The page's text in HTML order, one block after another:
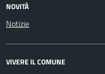
NOVITÀ
Notizie
VIVERE IL COMUNE